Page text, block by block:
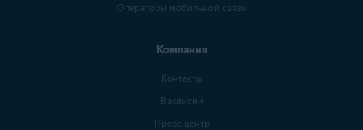
Операторы мобильной связи
Компания
Контакты
Вакансии
Пресс-центр